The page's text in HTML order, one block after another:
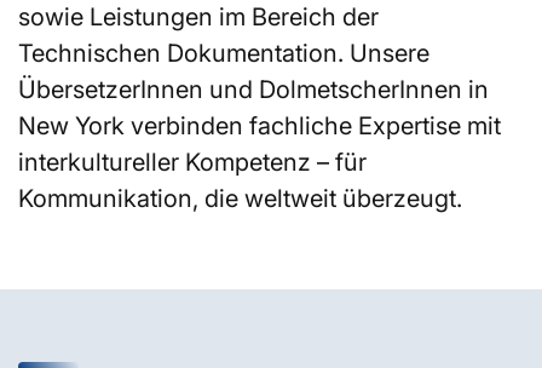
sowie Leistungen im Bereich der
Technischen Dokumentation. Unsere
ÜbersetzerInnen und DolmetscherInnen in
New York verbinden fachliche Expertise mit
interkultureller Kompetenz – für
Kommunikation, die weltweit überzeugt.